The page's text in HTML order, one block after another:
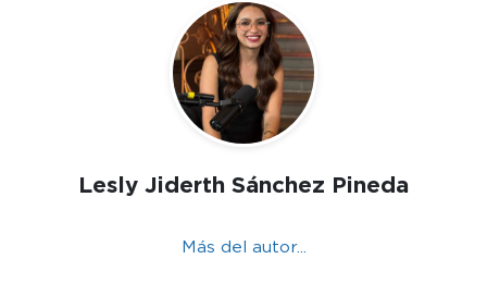
Lesly Jiderth Sánchez Pineda
Más del autor...